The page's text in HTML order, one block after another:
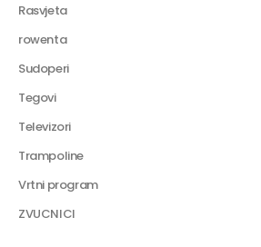
Rasvjeta
rowenta
Sudoperi
Tegovi
Televizori
Trampoline
Vrtni program
ZVUCNICI